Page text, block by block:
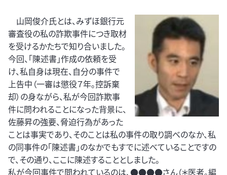
山岡俊介氏とは、みずほ銀行元
審査役の私の詐欺事件につき取材
を受けるかたちで知り合いました。
今回、「陳述書」作成の依頼を受
け、私自身は現在、自分の事件で
上告中（一審は懲役７年。控訴棄
却）の身ながら、私が今回詐欺事
件に問われることになった背景に、
佐藤昇の強要、脅迫行為があった
ことは事実であり、そのことは私の事件の取り調べのなか、私
の同事件の「陳述書」のなかでもすでに述べていることですの
で、その通り、ここに陳述することとしました。
私が今回事件で問われているのは、●●●●さん（＊医者。編